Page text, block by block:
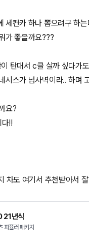
세컨카 하나 뽑으려구 하는
가 좋을까요???
탄대서 c클 살까 싶다가
시스가 넘사벽이라.. 하며
요?
!!
차도 여기서 추천받아서
21년식
퓰러 패키지